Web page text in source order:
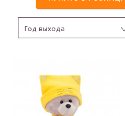
Год выхода